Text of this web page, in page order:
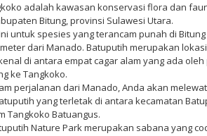
adalah kawasan konservasi flora dan
Bitung, provinsi Sulawesi Utara.
untuk spesies yang terancam punah di Bitung
dari Manado. Batuputih merupakan lokasi
di antara empat cagar alam yang ada
ke Tangkoko.
perjalanan dari Manado, Anda akan
yang terletak di antara kecamatan
Tangkoko Batuangus.
Nature Park merupakan sabana yang